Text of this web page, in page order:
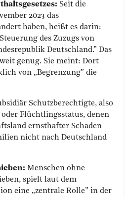
Seit die
2023 das
haben, heißt es darin:
des Zuzugs von
Deutschland.” Das
genug. Sie meint: Dort
von „Begrenzung” die
Schutzberechtigte, also
Flüchtlingsstatus, denen
ernsthafter Schaden
nicht nach Deutschland
Menschen ohne
spielt laut dem
eine „zentrale Rolle” in der